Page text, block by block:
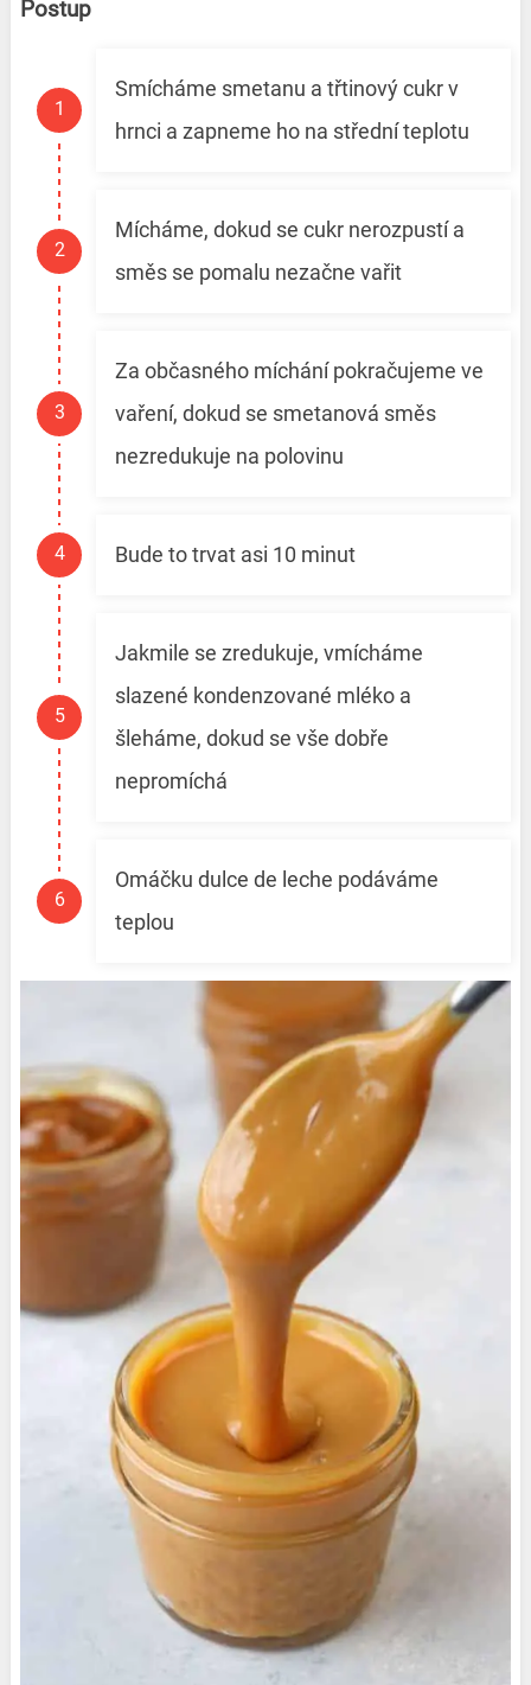
Postup
Smícháme smetanu a třtinový cukr v
hrnci a zapneme ho na střední teplotu
Mícháme, dokud se cukr nerozpustí a
směs se pomalu nezačne vařit
Za občasného míchání pokračujeme ve
vaření, dokud se smetanová směs
nezredukuje na polovinu
Bude to trvat asi 10 minut
Jakmile se zredukuje, vmícháme
slazené kondenzované mléko a
šleháme, dokud se vše dobře
nepromíchá
Omáčku dulce de leche podáváme
teplou